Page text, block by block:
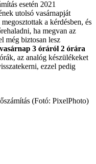
esetén 2021
utolsó vasárnapját
a kérdésben, és
ha megvan az
még biztosan lesz
3 óráról 2 órára
az analóg készülékeket
ezzel pedig
(Fotó: PixelPhoto)